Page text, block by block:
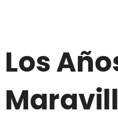
Los